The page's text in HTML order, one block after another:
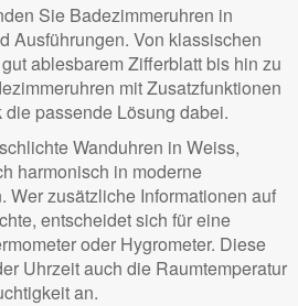
Sie Badezimmeruhren in
Ausführungen. Von klassischen
ablesbarem Zifferblatt bis hin zu
mit Zusatzfunktionen
passende Lösung dabei.
Wanduhren in Weiss,
harmonisch in moderne
Wer zusätzliche Informationen auf
entscheidet sich für eine
oder Hygrometer. Diese
Uhrzeit auch die Raumtemperatur
an.